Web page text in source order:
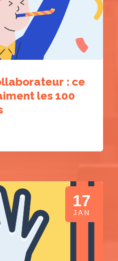
: ce
les 100
17
JAN